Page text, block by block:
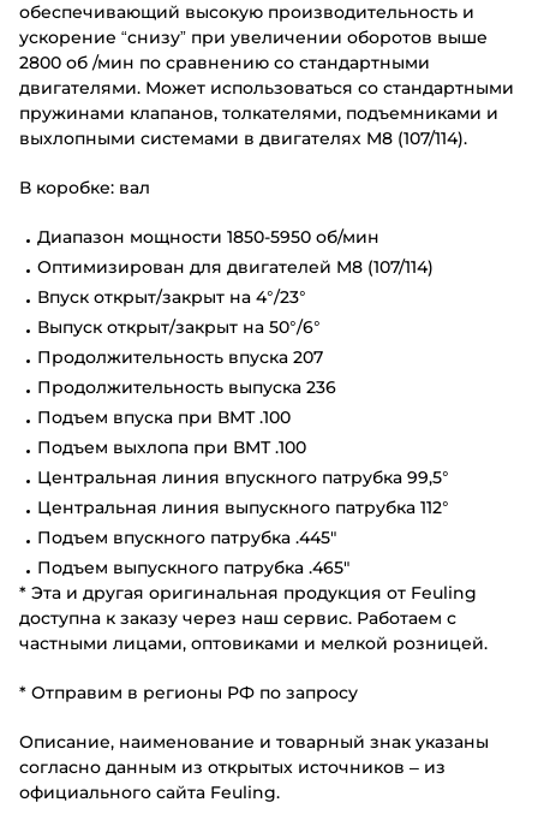
обеспечивающий высокую производительность и
ускорение “снизу” при увеличении оборотов выше
2800 об /мин по сравнению со стандартными
двигателями. Может использоваться со стандартными
пружинами клапанов, толкателями, подъемниками и
выхлопными системами в двигателях M8 (107/114).
В коробке: вал
Диапазон мощности 1850-5950 об/мин
Оптимизирован для двигателей M8 (107/114)
Впуск открыт/закрыт на 4°/23°
Выпуск открыт/закрыт на 50°/6°
Продолжительность впуска 207
Продолжительность выпуска 236
Подъем впуска при ВМТ .100
Подъем выхлопа при ВМТ .100
Центральная линия впускного патрубка 99,5°
Центральная линия выпускного патрубка 112°
Подъем впускного патрубка .445"
Подъем выпускного патрубка .465"
* Эта и другая оригинальная продукция от Feuling
доступна к заказу через наш сервис. Работаем с
частными лицами, оптовиками и мелкой розницей.
* Отправим в регионы РФ по запросу
Описание, наименование и товарный знак указаны
согласно данным из открытых источников – из
официального сайта Feuling.